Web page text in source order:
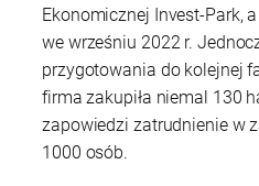
Ekonomicznej Invest-Park,
we wrześniu 2022 r.
przygotowania do kolejnej
firma zakupiła niemal 130
zapowiedzi zatrudnienie w
1000 osób.